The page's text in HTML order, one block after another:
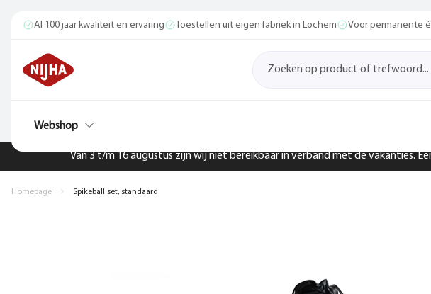
Van 3 t/m 16 augustus zijn wij niet bereikbaar in verband met de vakanties.
Al 100 jaar kwaliteit en ervaring Toestellen uit eigen fabriek in Lochem Voor permanente
Webshop
Homepage Spikeball set, standaard